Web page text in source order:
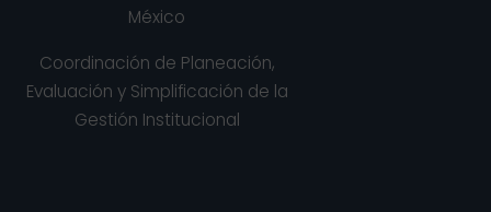
México
Coordinación de Planeación,
Evaluación y Simplificación de la
Gestión Institucional